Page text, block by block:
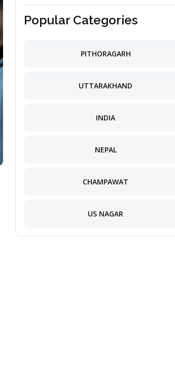
Popular Categories
PITHORAGARH
UTTARAKHAND
INDIA
NEPAL
CHAMPAWAT
US NAGAR